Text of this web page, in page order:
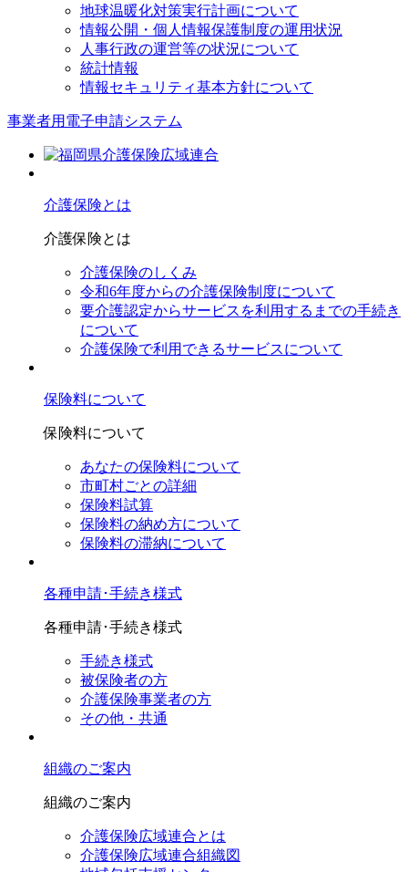
地球温暖化対策実行計画について
情報公開・個人情報保護制度の運用状況
人事行政の運営等の状況について
統計情報
情報セキュリティ基本方針について
事業者用電子申請システム
介護保険とは
介護保険とは
介護保険のしくみ
令和6年度からの介護保険制度について
要介護認定からサービスを利⽤するまでの⼿続き
について
介護保険で利⽤できるサービスについて
保険料について
保険料について
あなたの保険料について
市町村ごとの詳細
保険料試算
保険料の納め方について
保険料の滞納について
各種申請･手続き様式
各種申請･手続き様式
手続き様式
被保険者の方
介護保険事業者の方
その他・共通
組織のご案内
組織のご案内
介護保険広域連合とは
介護保険広域連合組織図